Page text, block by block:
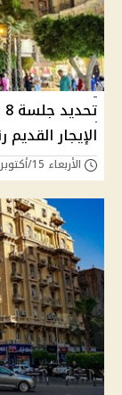
الإيجار القديم رقم 164
الأربعاء 15/أكتوبر/2025 - 11:31 م